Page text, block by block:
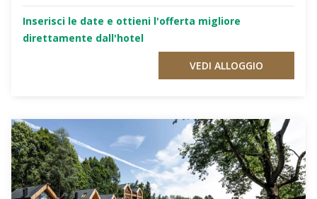
Inserisci le date e ottieni l'offerta migliore
direttamente dall'hotel
VEDI ALLOGGIO